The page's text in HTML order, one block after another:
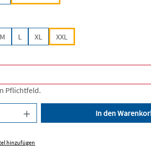
M L XL XXL
Pflichtfeld.
Gib den gewünschten
In den
hinzufügen